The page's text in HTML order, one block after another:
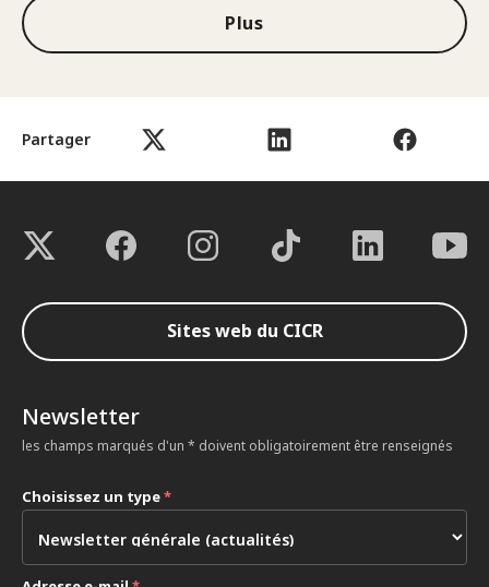
Partager
Plus
Sites web du CICR
Newsletter
les champs marqués d'un * doivent obligatoirement être renseignés
Choisissez un type*